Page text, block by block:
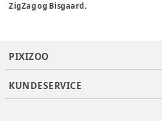
ZigZag og Bisgaard.
PIXIZOO
KUNDESERVICE